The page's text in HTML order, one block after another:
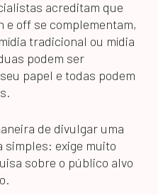
acreditam que
e off se complementam,
tradicional ou mídia
podem ser
papel e todas podem
de divulgar uma
simples: exige muito
sobre o público alvo